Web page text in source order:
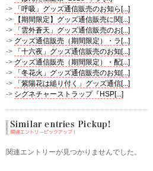
->
「呼吸」グッズ通信販売のお知ら[...]
->
【期間限定】グッズ通信販売に関[...]
->
「雲外蒼天」グッズ通信販売のお[...]
-> グッズ通信販売（期間限定）・ラ[...]
->
「十六夜」グッズ通信販売のお知[...]
-> グッズ通信販売（期間限定）・配[...]
->
「冬花火」グッズ通信販売のお知[...]
->
「紫陽花は縋り付く」グッズ通信[...]
-> シグネチャーストラップ『HSP[...]
関連エントリーが見つかりませんでした。